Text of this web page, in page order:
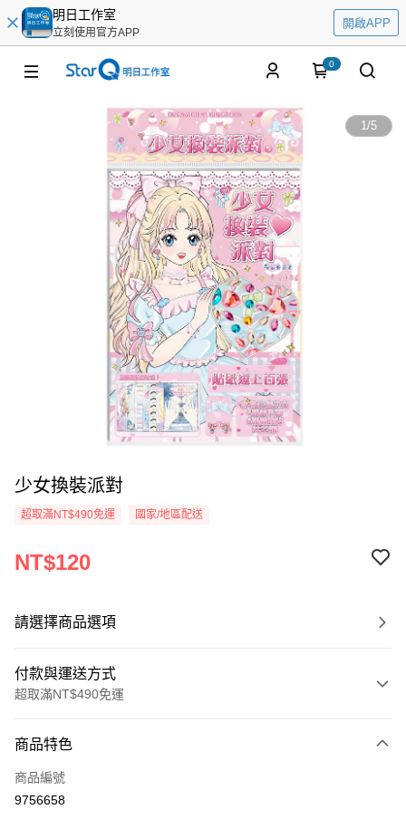
明日工作室
立刻使用官方APP
開啟APP
0
1/5
少女換裝派對
超取滿NT$490免運 國家/地區配送
NT$120
請選擇商品選項
付款與運送方式
超取滿NT$490免運
信用卡一次付款
信用卡分期付款
商品特色
商品編號
9756658